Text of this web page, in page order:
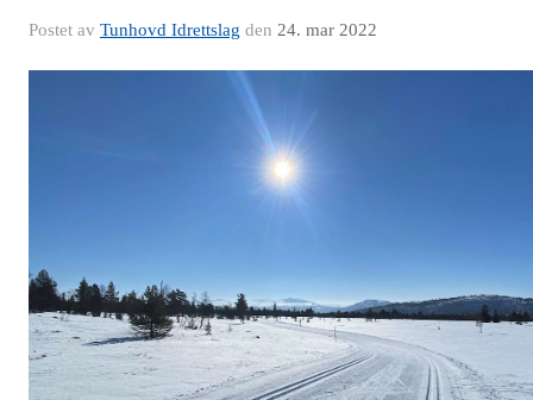
Postet av Tunhovd Idrettslag den 24. mar 2022